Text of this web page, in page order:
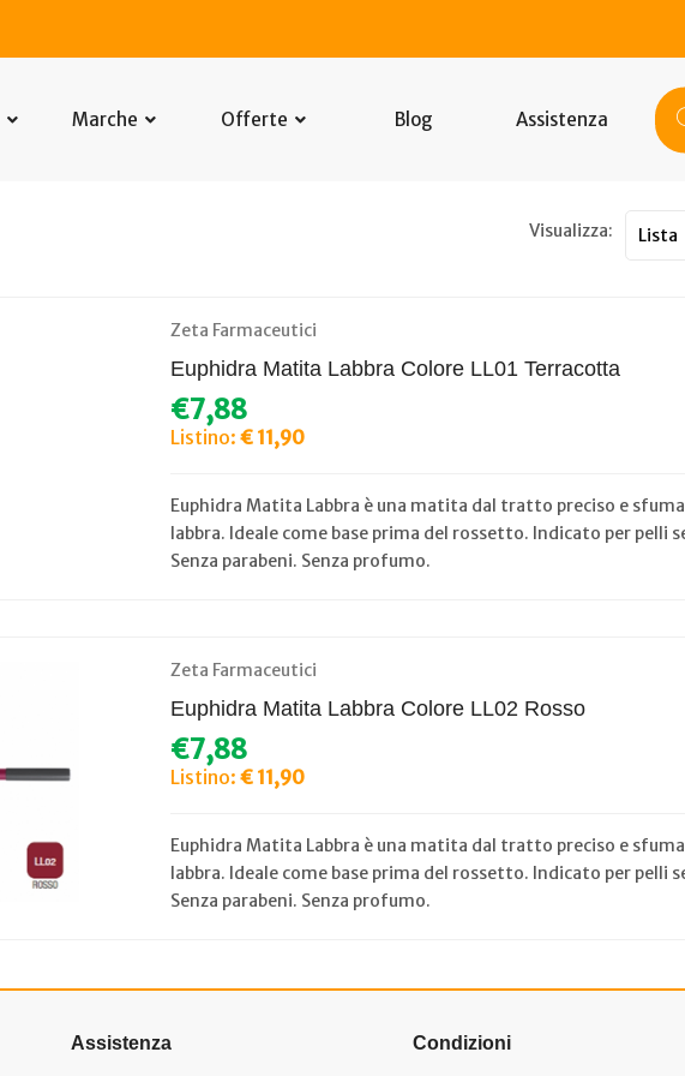
Marche Offerte Blog Assistenza
Visualizza:
Zeta Farmaceutici
Euphidra Matita Labbra Colore LL01 Terracotta
€7,88
Listino: € 11,90
Euphidra Matita Labbra è una matita dal tratto preciso e
labbra. Ideale come base prima del rossetto. Indicato per
Senza parabeni. Senza profumo.
Zeta Farmaceutici
Euphidra Matita Labbra Colore LL02 Rosso
€7,88
Listino: € 11,90
Euphidra Matita Labbra è una matita dal tratto preciso e
labbra. Ideale come base prima del rossetto. Indicato per
Senza parabeni. Senza profumo.
Assistenza Condizioni